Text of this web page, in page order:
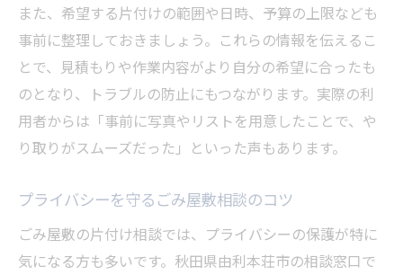
また、希望する片付けの範囲や日時、予算の上限なども
事前に整理しておきましょう。これらの情報を伝えるこ
とで、見積もりや作業内容がより自分の希望に合ったも
のとなり、トラブルの防止にもつながります。実際の利
用者からは「事前に写真やリストを用意したことで、や
り取りがスムーズだった」といった声もあります。
プライバシーを守るごみ屋敷相談のコツ
ごみ屋敷の片付け相談では、プライバシーの保護が特に
気になる方も多いです。秋田県由利本荘市の相談窓口で